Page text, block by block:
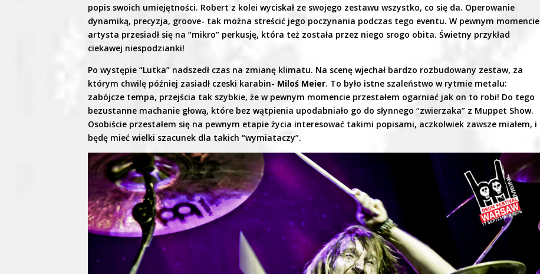
popis swoich umiejętności. Robert z kolei wyciskał ze swojego zestawu wszystko, co się da. Operowanie
dynamiką, precyzja, groove- tak można streścić jego poczynania podczas tego eventu. W pewnym momencie
artysta przesiadł się na “mikro” perkusję, która też została przez niego srogo obita. Świetny przykład
ciekawej niespodzianki!
Po występie “Lutka” nadszedł czas na zmianę klimatu. Na scenę wjechał bardzo rozbudowany zestaw, za
którym chwilę później zasiadł czeski karabin- Miloś Meier. To było istne szaleństwo w rytmie metalu:
zabójcze tempa, przejścia tak szybkie, że w pewnym momencie przestałem ogarniać jak on to robi! Do tego
bezustanne machanie głową, które bez wątpienia upodabniało go do słynnego “zwierzaka” z Muppet Show.
Osobiście przestałem się na pewnym etapie życia interesować takimi popisami, aczkolwiek zawsze miałem, i
będę mieć wielki szacunek dla takich “wymiataczy”.